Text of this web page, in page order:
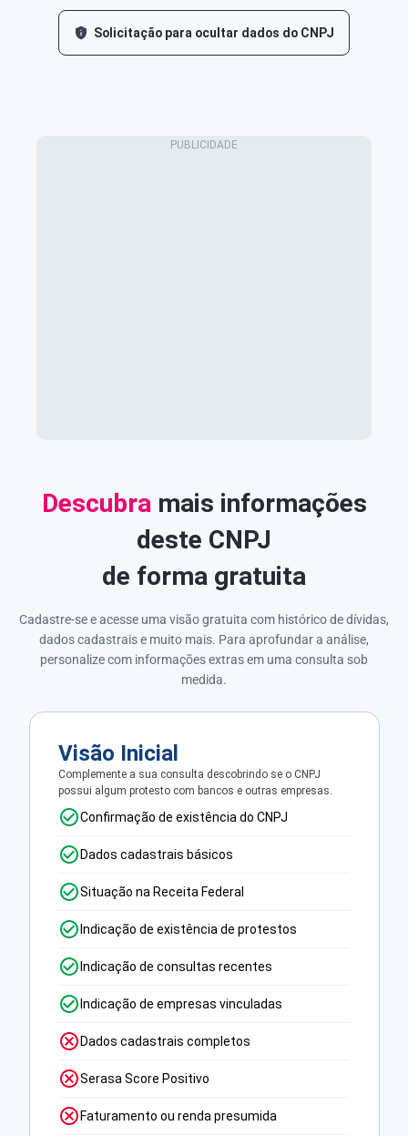
Solicitação para ocultar dados do CNPJ
Descubra mais informações
deste CNPJ
de forma gratuita
Cadastre-se e acesse uma visão gratuita com histórico de dívidas,
dados cadastrais e muito mais. Para aprofundar a análise,
personalize com informações extras em uma consulta sob
medida.
Visão Inicial
Complemente a sua consulta descobrindo se o CNPJ
possui algum protesto com bancos e outras empresas.
Confirmação de existência do CNPJ
Dados cadastrais básicos
Situação na Receita Federal
Indicação de existência de protestos
Indicação de consultas recentes
Indicação de empresas vinculadas
Dados cadastrais completos
Serasa Score Positivo
Faturamento ou renda presumida